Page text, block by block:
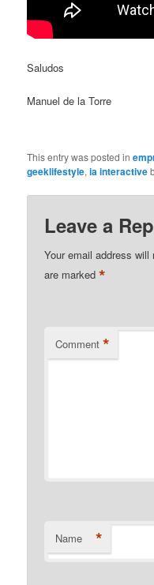
Saludos
Manuel de la Torre
This entry was posted in
geeklifestyle,ia interactive
Leave a
Your email address will
are marked*
Comment *
Name *